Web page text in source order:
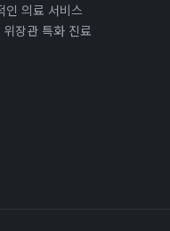
인 의료 서비스
위장관 특화 진료